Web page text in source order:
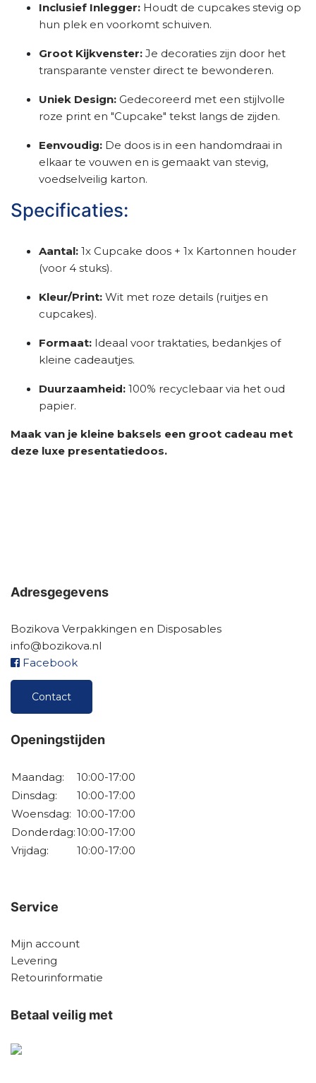
Inclusief Inlegger: Houdt de cupcakes stevig op
hun plek en voorkomt schuiven.
Groot Kijkvenster: Je decoraties zijn door het
transparante venster direct te bewonderen.
Uniek Design: Gedecoreerd met een stijlvolle
roze print en "Cupcake" tekst langs de zijden.
Eenvoudig: De doos is in een handomdraai in
elkaar te vouwen en is gemaakt van stevig,
voedselveilig karton.
Specificaties:
Aantal: 1x Cupcake doos + 1x Kartonnen houder
(voor 4 stuks).
Kleur/Print: Wit met roze details (ruitjes en
cupcakes).
Formaat: Ideaal voor traktaties, bedankjes of
kleine cadeautjes.
Duurzaamheid: 100% recyclebaar via het oud
papier.
Maak van je kleine baksels een groot cadeau met
deze luxe presentatiedoos.
Adresgegevens
Bozikova Verpakkingen en Disposables
info@bozikova.nl
Facebook
Contact
Openingstijden
Maandag:
10:00-17:00
Dinsdag:
10:00-17:00
Woensdag: 10:00-17:00
Donderdag:10:00-17:00
Vrijdag:
10:00-17:00
Service
Mijn account
Levering
Retourinformatie
Betaal veilig met